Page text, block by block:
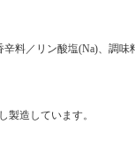
料／リン酸塩(Na)、調
製造しています。